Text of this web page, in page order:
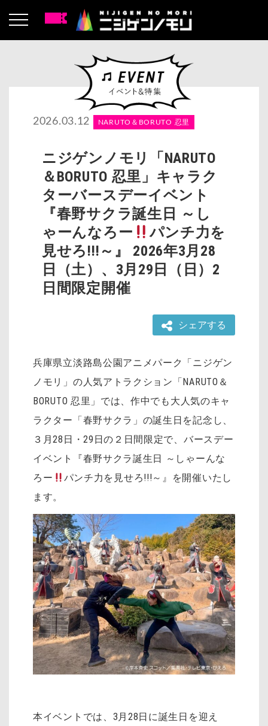
2026.03.12 NARUTO＆BORUTO 忍里
ニジゲンノモリ「NARUTO
＆BORUTO 忍里」キャラク
ターバースデーイベント
『春野サクラ誕生日 ～し
ゃーんなろー
パンチ力を
見せろ!!!～』 2026年3月28
日（土）、3月29日（日）2
日間限定開催
シェアする
兵庫県立淡路島公園アニメパーク「ニジゲン
ノモリ」の人気アトラクション「NARUTO＆
BORUTO 忍里」では、作中でも大人気のキャ
ラクター「春野サクラ」の誕生日を記念し、
３月28日・29日の２日間限定で、バースデー
イベント『春野サクラ誕生日 ～しゃーんな
ろー
パンチ力を見せろ!!!～』を開催いたし
ます。
本イベントでは、3月28日に誕生日を迎え